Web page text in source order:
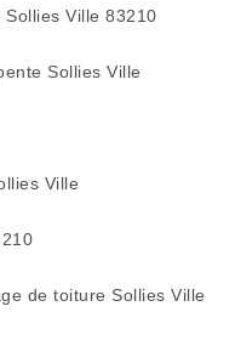
Ville 83210
Sollies Ville
Ville
de toiture Sollies Ville